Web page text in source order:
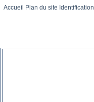
Accueil Plan du site